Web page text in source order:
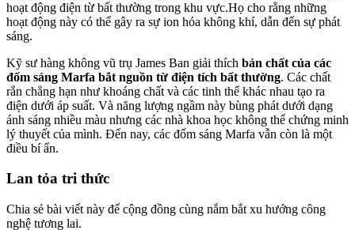
hoạt động điện từ bất thường trong khu vực.Họ cho rằng những
hoạt động này có thể gây ra sự ion hóa không khí, dẫn đến sự phát
sáng.
Kỹ sư hàng không vũ trụ James Ban giải thích bản chất của các
đốm sáng Marfa bắt nguồn từ điện tích bất thường. Các chất
rắn chẳng hạn như khoáng chất và các tinh thể khác nhau tạo ra
điện dưới áp suất. Và năng lượng ngầm này bùng phát dưới dạng
ánh sáng nhiều màu nhưng các nhà khoa học không thể chứng minh
lý thuyết của mình. Đến nay, các đốm sáng Marfa vẫn còn là một
điều bí ẩn.
Lan tỏa tri thức
Chia sẻ bài viết này để cộng đồng cùng nắm bắt xu hướng công
nghệ tương lai.